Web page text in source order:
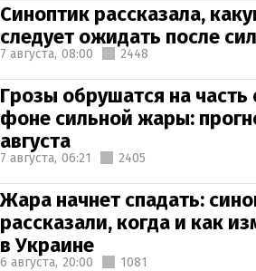
Синоптик рассказала,
следует ожидать после
7 августа, 08:00 2448
Грозы обрушатся на часть
фоне сильной жары:
августа
7 августа, 06:21 2405
Жара начнет спадать:
рассказали, когда и как
в Украине
6 августа, 20:00 1081